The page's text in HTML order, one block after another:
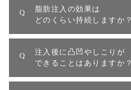
脂肪注入の効果は
どのくらい持続しますか？
注入後に凸凹やしこりが
できることはありますか？